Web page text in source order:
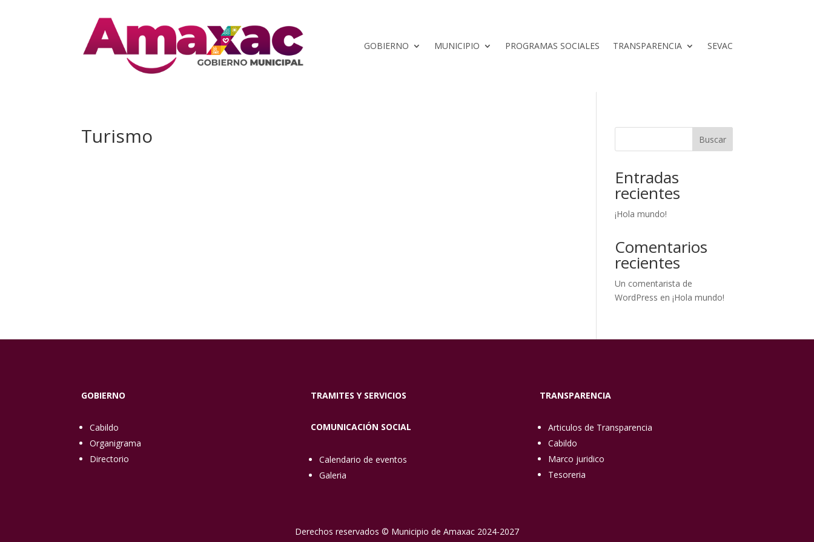
GOBIERNO MUNICIPIO PROGRAMAS SOCIALES TRANSPARENCIA SEVAC
Turismo Buscar
Entradas
recientes
¡Hola mundo!
Comentarios
recientes
Un comentarista de
WordPress en¡Hola mundo!
GOBIERNO
Cabildo
Organigrama
Directorio
TRAMITES Y SERVICIOS
COMUNICACIÓN SOCIAL
Calendario de eventos
Galeria
TRANSPARENCIA
Articulos de Transparencia
Cabildo
Marco juridico
Tesoreria
Derechos reservados © Municipio de Amaxac 2024-2027